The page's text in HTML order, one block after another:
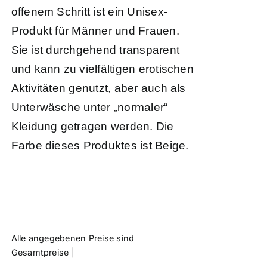
offenem Schritt ist ein Unisex-
Produkt für Männer und Frauen.
Sie ist durchgehend transparent
und kann zu vielfältigen erotischen
Aktivitäten genutzt, aber auch als
Unterwäsche unter „normaler“
Kleidung getragen werden. Die
Farbe dieses Produktes ist Beige.
Alle angegebenen Preise sind
Gesamtpreise |